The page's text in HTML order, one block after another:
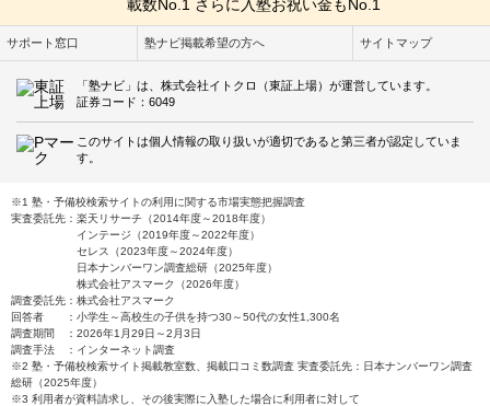
サポート窓口 塾ナビ掲載希望の方へ サイトマップ
「塾ナビ」は、株式会社イトクロ（東証上場）が運営しています。
証券コード：6049
このサイトは個人情報の取り扱いが適切であると第三者が認定していま
す。
※1 塾・予備校検索サイトの利用に関する市場実態把握調査
実査委託先：楽天リサーチ（2014年度～2018年度）
インテージ（2019年度～2022年度）
セレス（2023年度～2024年度）
日本ナンバーワン調査総研（2025年度）
株式会社アスマーク（2026年度）
調査委託先：株式会社アスマーク
回答者 ：小学生～高校生の子供を持つ30～50代の女性1,300名
調査期間 ：2026年1月29日～2月3日
調査手法 ：インターネット調査
※2 塾・予備校検索サイト掲載教室数、掲載口コミ数調査 実査委託先：日本ナンバーワン調査
総研（2025年度）
※3 利用者が資料請求し、その後実際に入塾した場合に利用者に対して